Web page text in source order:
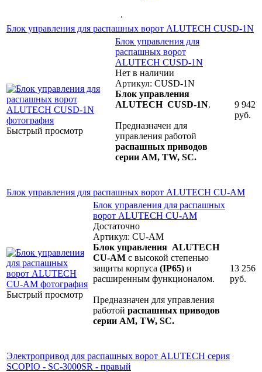
.
Блок управления для распашных ворот ALUTECH CUSD-1N
Быстрый просмотр
Блок управления для
распашных ворот
ALUTECH CUSD-1N
Нет в наличии
Артикул: CUSD-1N
Блок управления
ALUTECH CUSD-1N.
Предназначен для
управления работой
распашных приводов
серии AM, TW, SC.
9 942
руб.
Блок управления для распашных ворот ALUTECH CU-AM
Быстрый просмотр
Блок управления для распашных
ворот ALUTECH CU-AM
Достаточно
Артикул: CU-AM
Блок управления ALUTECH
CU-AM с высокой степенью
защиты корпуса (IP65) и
расширенным функционалом.
Предназначен для управления
работой распашных приводов
серии AM, TW, SC.
13 256
руб.
Электропривод для распашных ворот ALUTECH серия
SCOPIO - SC-3000SR - правый